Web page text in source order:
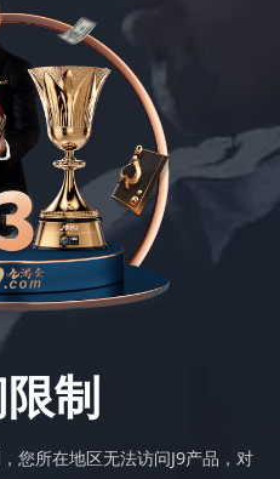
制
您所在地区无法访问J9产品，对